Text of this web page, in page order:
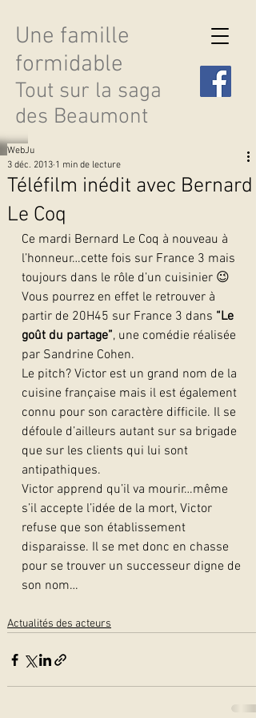
Une famille
formidable
Tout sur la saga
des Beaumont
Téléfilm inédit avec Bernard
Le Coq
WebJu
3 déc. 2013 1 min de lecture
Ce mardi Bernard Le Coq à nouveau à
l’honneur…cette fois sur France 3 mais
toujours dans le rôle d’un cuisinier 😉
Vous pourrez en effet le retrouver à
partir de 20H45 sur France 3 dans “Le
goût du partage”, une comédie réalisée
par Sandrine Cohen.
Le pitch? Victor est un grand nom de la
cuisine française mais il est également
connu pour son caractère difficile. Il se
défoule d’ailleurs autant sur sa brigade
que sur les clients qui lui sont
antipathiques.
Victor apprend qu’il va mourir…même
s’il accepte l’idée de la mort, Victor
refuse que son établissement
disparaisse. Il se met donc en chasse
pour se trouver un successeur digne de
son nom…
Actualités des acteurs